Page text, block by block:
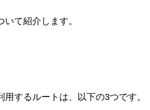
て紹介します。
するルートは、以下の3つです。